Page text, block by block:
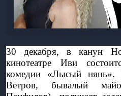
30 декабря, в канун
кинотеатре Иви
комедии «Лысый нянь».
Ветров, бывалый